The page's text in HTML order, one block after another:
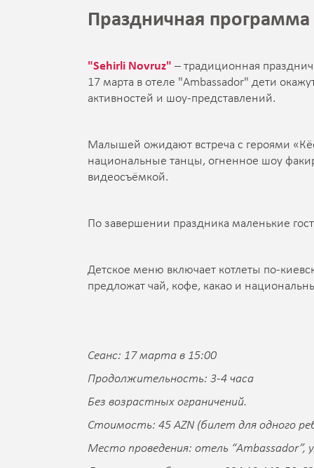
Праздничная
"Sehirli Novruz" – традиционная
17 марта в отеле "Ambassador" дети
активностей и шоу-представлений.
Малышей ожидают встреча с героями
национальные танцы, огненное шоу
видеосъёмкой.
По завершении праздника маленькие
Детское меню включает котлеты по-
предложат чай, кофе, какао и
Сеанс: 17 марта в 15:00
Продолжительность: 3-4 часа
Без возрастных ограничений.
Стоимость: 45 AZN (билет для одного
Место проведения: отель “Ambassador”,